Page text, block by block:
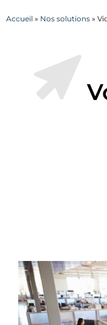
Accueil » Nos solutions »